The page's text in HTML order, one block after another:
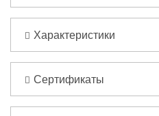
Характеристики
Сертификаты